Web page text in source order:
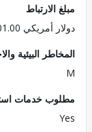
201.00 مليون
البيئية والاجتماعية
خدمات استشارية